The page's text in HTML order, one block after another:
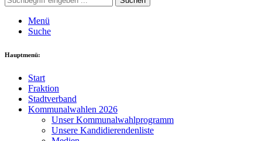
Menü
Suche
Hauptmenü:
Start
Fraktion
Stadtverband
Kommunalwahlen 2026
Unser Kommunalwahlprogramm
Unsere Kandidierendenliste